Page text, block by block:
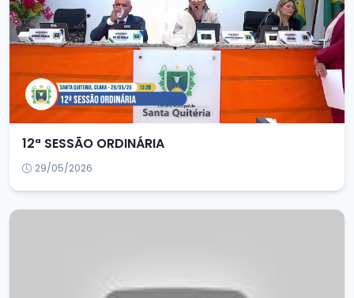
12ª SESSÃO ORDINÁRIA
29/05/2026